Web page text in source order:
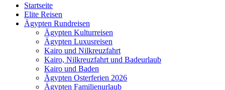
Startseite
Elite Reisen
Ägypten Rundreisen
Ägypten Kulturreisen
Ägypten Luxusreisen
Kairo und Nilkreuzfahrt
Kairo, Nilkreuzfahrt und Badeurlaub
Kairo und Baden
Ägypten Osterferien 2026
Ägypten Familienurlaub